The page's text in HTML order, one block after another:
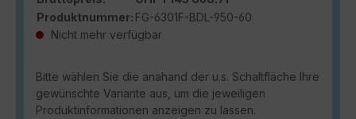
Produktnummer: FG-6301F-BDL-950-60
Nicht mehr verfügbar
Bitte wählen Sie die anahand der u.s. Schaltfläche Ihre
gewünschte Variante aus, um die jeweiligen
Produktinformationen anzeigen zu lassen.